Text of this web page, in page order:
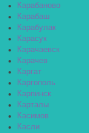
Карабаново
Карабаш
Карабулак
Карасук
Карачаевск
Карачев
Каргат
Каргополь
Карпинск
Карталы
Касимов
Касли